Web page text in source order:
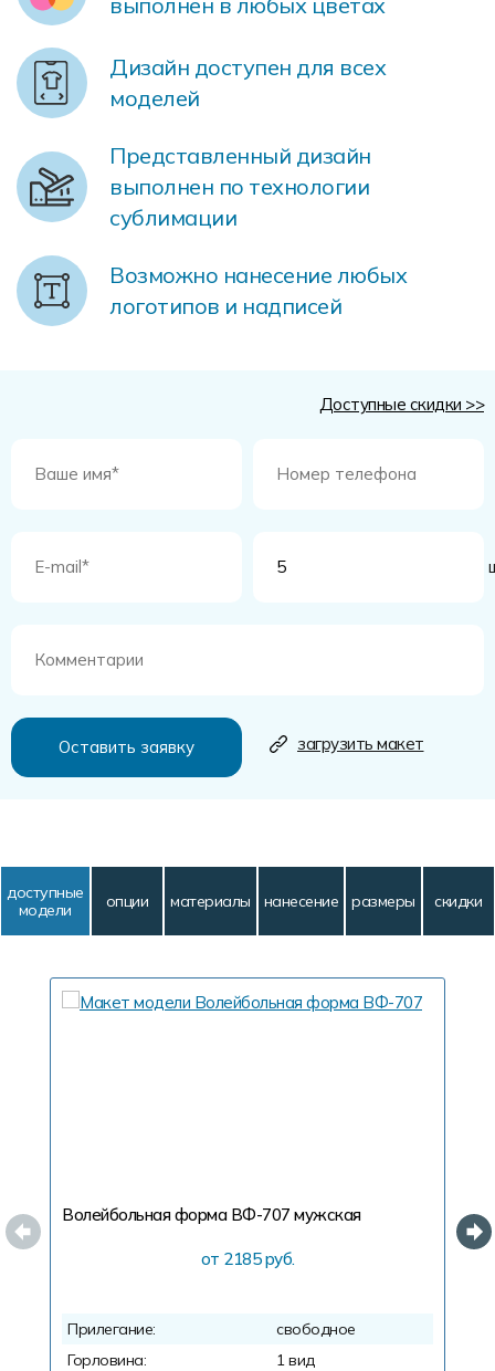
Дизайн доступен для всех
моделей
Представленный дизайн
выполнен по технологии
сублимации
Возможно нанесение любых
логотипов и надписей
Доступные скидки >>
загрузить макет
доступные
модели
опции материалы нанесение размеры скидки
Волейбольная форма ВФ-707 мужская
от 2185 руб.
Прилегание:
свободное
Горловина:
1 вид
Форма в наличии
Распродажа
Статьи
Реквизиты
Система скидок и наценок
Пользовательское соглашение
Доставка